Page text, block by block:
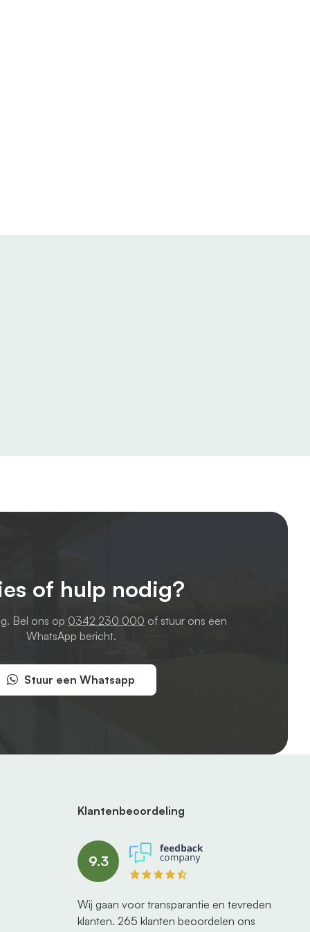
of hulp nodig?
Bel ons op 0342 230 000 of stuur ons een
WhatsApp bericht.
Stuur een Whatsapp
Klantenbeoordeling
9.3
Wij gaan voor transparantie en tevreden
klanten. 265 klanten beoordelen ons